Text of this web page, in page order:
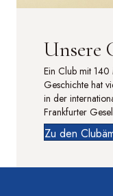
Unsere
Ein Club mit
Geschichte hat
in der
Frankfurter
Zu den